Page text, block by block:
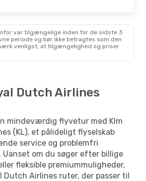
var tilgængelige inden for de sidste 3
periode og bør ikke betragtes som den
venligst, at tilgængelighed og priser
Dutch Airlines
mindeværdig flyvetur med Klm
(KL), et pålideligt flyselskab
service og problemfri
Uanset om du søger efter billige
fleksible premiummuligheder,
Dutch Airlines ruter, der passer til